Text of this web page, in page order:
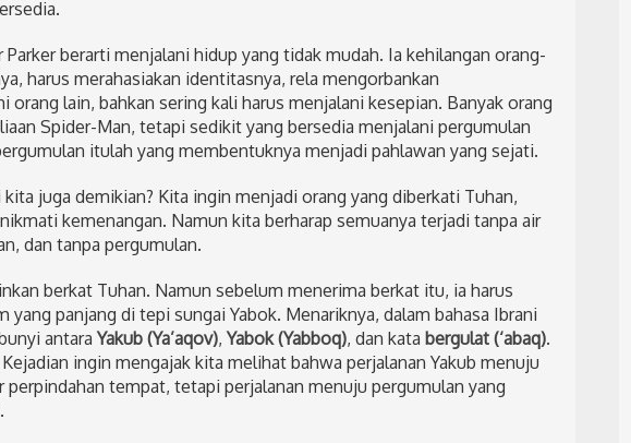
Parker berarti menjalani hidup yang tidak mudah. Ia kehilangan orang-
harus merahasiakan identitasnya, rela mengorbankan
orang lain, bahkan sering kali harus menjalani kesepian. Banyak orang
Spider-Man, tetapi sedikit yang bersedia menjalani pergumulan
itulah yang membentuknya menjadi pahlawan yang sejati.
juga demikian? Kita ingin menjadi orang yang diberkati Tuhan,
kemenangan. Namun kita berharap semuanya terjadi tanpa air
dan tanpa pergumulan.
berkat Tuhan. Namun sebelum menerima berkat itu, ia harus
yang panjang di tepi sungai Yabok. Menariknya, dalam bahasa Ibrani
antaraYakub (Ya’aqov),Yabok (Yabboq), dan kata bergulat (‘abaq).
ingin mengajak kita melihat bahwa perjalanan Yakub menuju
perpindahan tempat, tetapi perjalanan menuju pergumulan yang